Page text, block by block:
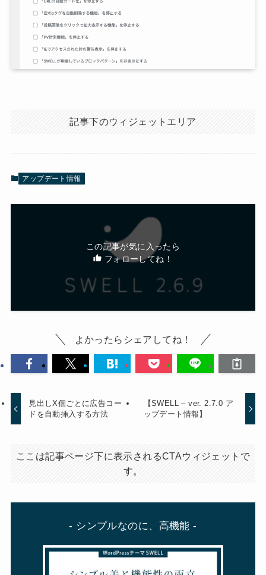
記事下のウィジェットエリア
アップデート情報
この記事が気に入ったら
フォローしてね！
よかったらシェアしてね！
見出しX個ごとに広告コー
ドを自動挿入する方法
【SWELL – ver. 2.7.0 ア
ップデート情報】
ここは記事ページ下に表示されるCTAウィジェットで
す。
- シンプルなのに、高機能 -